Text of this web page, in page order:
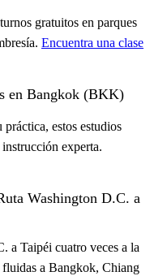
gratuitos en parques
Encuentra una clase
en Bangkok (BKK)
estos estudios
experta.
Washington D.C. a
a Taipéi cuatro veces a la
fluidas a Bangkok, Chiang